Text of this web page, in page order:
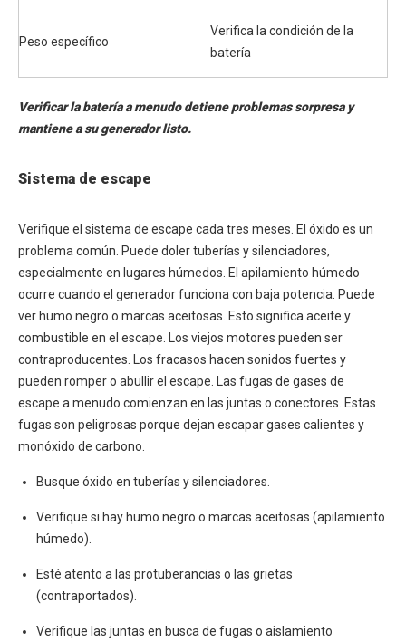
Peso específico
Verifica la condición de la
batería
Verificar la batería a menudo detiene problemas sorpresa y
mantiene a su generador listo.
Sistema de escape
Verifique el sistema de escape cada tres meses. El óxido es un
problema común. Puede doler tuberías y silenciadores,
especialmente en lugares húmedos. El apilamiento húmedo
ocurre cuando el generador funciona con baja potencia. Puede
ver humo negro o marcas aceitosas. Esto significa aceite y
combustible en el escape. Los viejos motores pueden ser
contraproducentes. Los fracasos hacen sonidos fuertes y
pueden romper o abullir el escape. Las fugas de gases de
escape a menudo comienzan en las juntas o conectores. Estas
fugas son peligrosas porque dejan escapar gases calientes y
monóxido de carbono.
Busque óxido en tuberías y silenciadores.
Verifique si hay humo negro o marcas aceitosas (apilamiento
húmedo).
Esté atento a las protuberancias o las grietas
(contraportados).
Verifique las juntas en busca de fugas o aislamiento